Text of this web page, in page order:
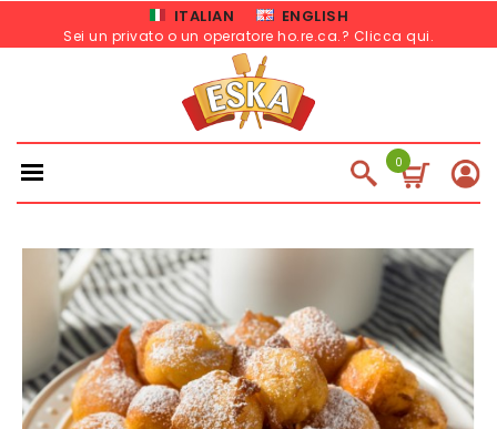
ITALIAN ENGLISH
Sei un privato o un operatore ho.re.ca.? Clicca qui.
0